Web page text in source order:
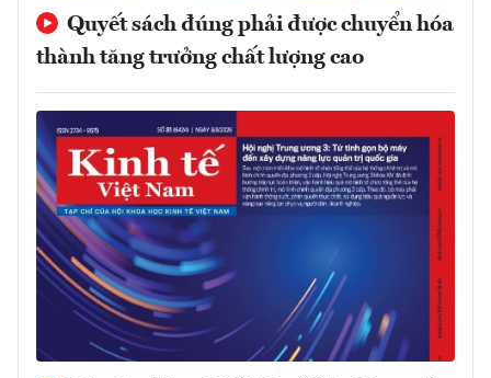
Quyết sách đúng phải được chuyển hóa
thành tăng trưởng chất lượng cao